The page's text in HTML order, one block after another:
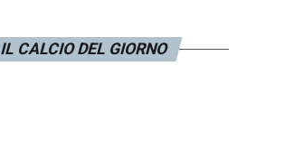
IL CALCIO DEL GIORNO